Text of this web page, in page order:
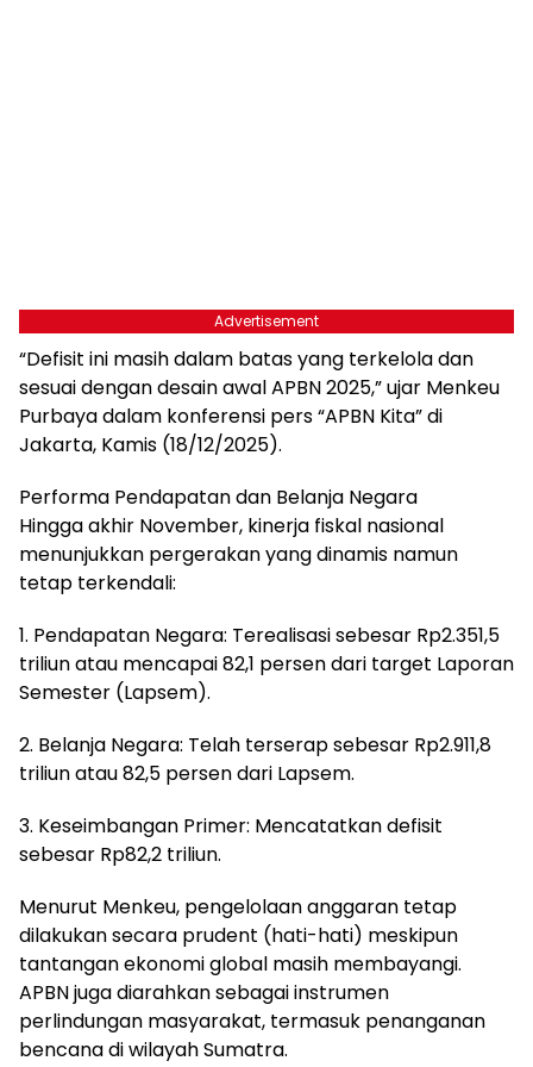
Advertisement
“Defisit ini masih dalam batas yang terkelola dan
sesuai dengan desain awal APBN 2025,” ujar Menkeu
Purbaya dalam konferensi pers “APBN Kita” di
Jakarta, Kamis (18/12/2025).
Performa Pendapatan dan Belanja Negara
Hingga akhir November, kinerja fiskal nasional
menunjukkan pergerakan yang dinamis namun
tetap terkendali:
1. Pendapatan Negara: Terealisasi sebesar Rp2.351,5
triliun atau mencapai 82,1 persen dari target Laporan
Semester (Lapsem).
2. Belanja Negara: Telah terserap sebesar Rp2.911,8
triliun atau 82,5 persen dari Lapsem.
3. Keseimbangan Primer: Mencatatkan defisit
sebesar Rp82,2 triliun.
Menurut Menkeu, pengelolaan anggaran tetap
dilakukan secara prudent (hati-hati) meskipun
tantangan ekonomi global masih membayangi.
APBN juga diarahkan sebagai instrumen
perlindungan masyarakat, termasuk penanganan
bencana di wilayah Sumatra.